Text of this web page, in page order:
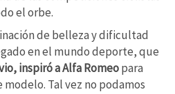
el orbe.
de belleza y dificultad
en el mundo deporte, que
inspiró a Alfa Romeopara
Tal vez no podamos